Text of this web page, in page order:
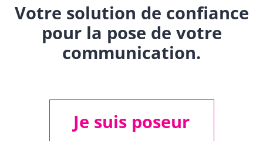
Votre solution de confiance
pour la pose de votre
communication.
Je suis poseur